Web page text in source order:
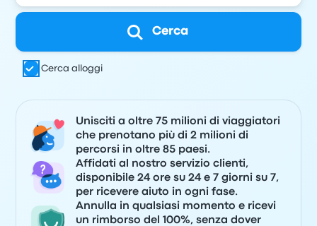
Cerca
Cerca alloggi
Unisciti a oltre 75 milioni di viaggiatori
che prenotano più di 2 milioni di
percorsi in oltre 85 paesi.
Affidati al nostro servizio clienti,
disponibile 24 ore su 24 e 7 giorni su 7,
per ricevere aiuto in ogni fase.
Annulla in qualsiasi momento e ricevi
un rimborso del 100%, senza dover